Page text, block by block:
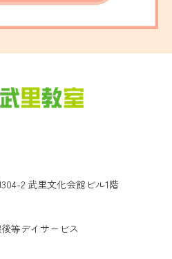
2 武里文化会館ビル1階
等デイサービス